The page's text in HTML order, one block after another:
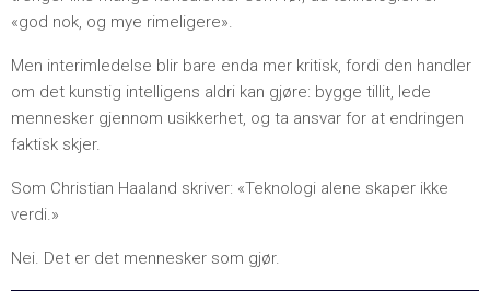
«god nok, og mye rimeligere».
Men interimledelse blir bare enda mer kritisk, fordi den handler
om det kunstig intelligens aldri kan gjøre: bygge tillit, lede
mennesker gjennom usikkerhet, og ta ansvar for at endringen
faktisk skjer.
Som Christian Haaland skriver: «Teknologi alene skaper ikke
verdi.»
Nei. Det er det mennesker som gjør.